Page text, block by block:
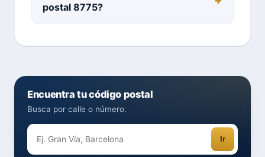
postal 8775?
Encuentra tu código postal
Busca por calle o número.
Ir